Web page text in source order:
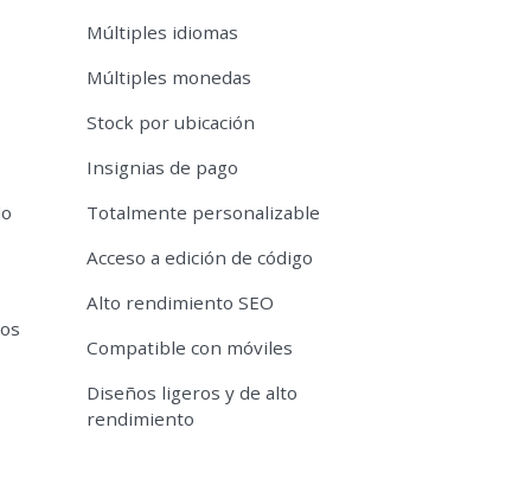
Múltiples idiomas
Múltiples monedas
Stock por ubicación
Insignias de pago
Totalmente personalizable
Acceso a edición de código
Alto rendimiento SEO
Compatible con móviles
Diseños ligeros y de alto
rendimiento